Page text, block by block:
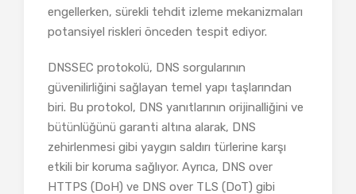
engellerken, sürekli tehdit izleme mekanizmaları
potansiyel riskleri önceden tespit ediyor.
DNSSEC protokolü, DNS sorgularının
güvenilirliğini sağlayan temel yapı taşlarından
biri. Bu protokol, DNS yanıtlarının orijinalliğini ve
bütünlüğünü garanti altına alarak, DNS
zehirlenmesi gibi yaygın saldırı türlerine karşı
etkili bir koruma sağlıyor. Ayrıca, DNS over
HTTPS (DoH) ve DNS over TLS (DoT) gibi